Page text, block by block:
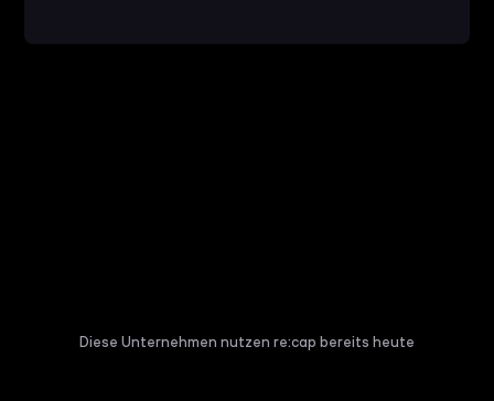
Diese Unternehmen nutzen re:cap bereits heute